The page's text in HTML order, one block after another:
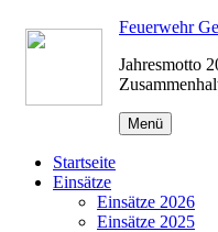
Zum
Inhalt
Feuerwehr
Jahresmotto
Menü
Startseite
Einsätze
Einsätze 2026
Einsätze 2025